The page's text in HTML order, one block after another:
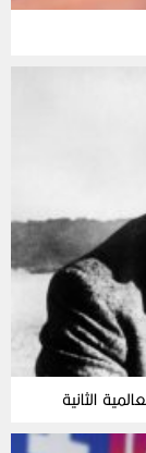
الثانية